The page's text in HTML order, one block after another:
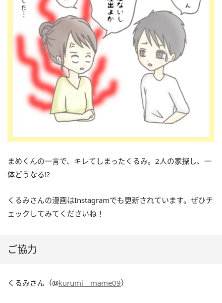
まめくんの一言で、キレてしまったくるみ。2人の家探し、一
体どうなる!?
くるみさんの漫画はInstagramでも更新されています。ぜひチ
ェックしてみてくださいね！
ご協力
くるみさん（@kurumi__mame09）